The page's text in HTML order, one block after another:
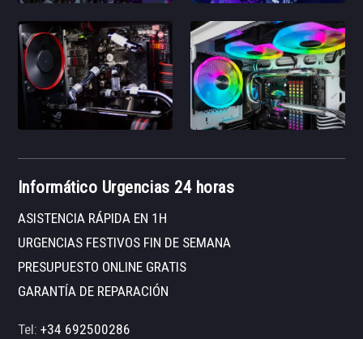
Informático Urgencias 24 horas
ASISTENCIA RÁPIDA EN 1H
URGENCIAS FESTIVOS FIN DE SEMANA
PRESUPUESTO ONLINE GRATIS
GARANTÍA DE REPARACIÓN
Tel:+34 692500286